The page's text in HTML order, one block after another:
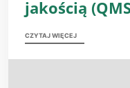
jakością
CZYTAJ WIĘCEJ